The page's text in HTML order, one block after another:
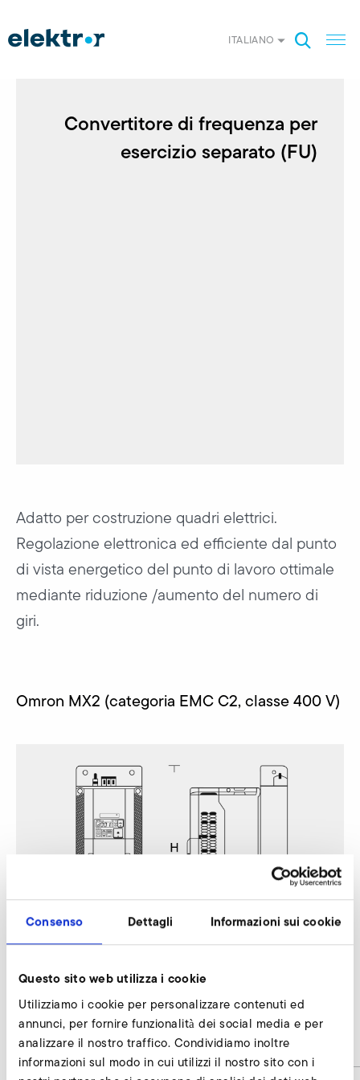
Consenso Dettagli Informazioni sui cookie
Questo sito web utilizza i cookie
Utilizziamo i cookie per personalizzare contenuti ed
annunci, per fornire funzionalità dei social media e per
analizzare il nostro traffico. Condividiamo inoltre
informazioni sul modo in cui utilizzi il nostro sito con i
ITALIANO
Convertitore di frequenza per
esercizio separato (FU)
Adatto per costruzione quadri elettrici.
Regolazione elettronica ed efficiente dal punto
di vista energetico del punto di lavoro ottimale
mediante riduzione /aumento del numero di
giri.
Omron MX2 (categoria EMC C2, classe 400 V)
S-MP 600/54
B 182